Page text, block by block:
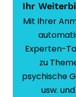
Ihr
Mit Ihrer
Experten-
zu
psychische
usw.